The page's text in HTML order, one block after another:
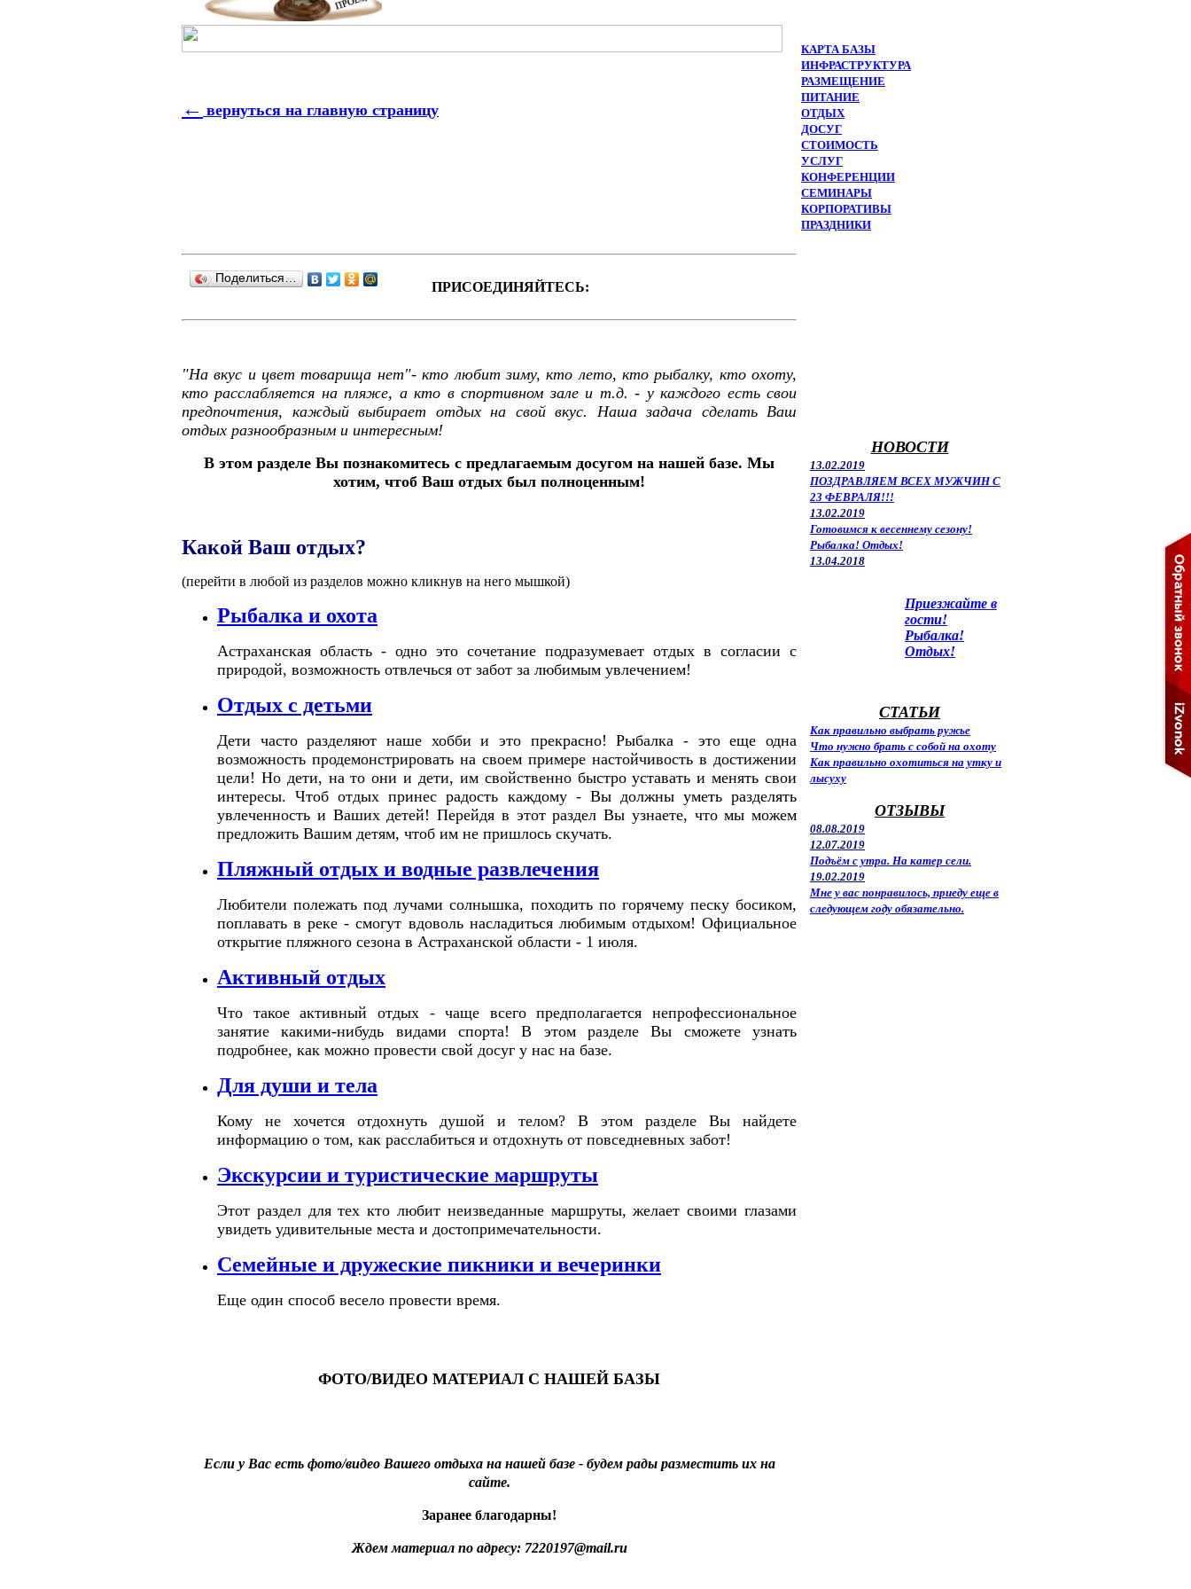
← вернуться на главную страницу
Поделиться…
ПРИСОЕДИНЯЙТЕСЬ:
"На вкус и цвет товарища нет"- кто любит зиму, кто лето, кто рыбалку, кто охоту,
кто расслабляется на пляже, а кто в спортивном зале и т.д. - у каждого есть свои
предпочтения, каждый выбирает отдых на свой вкус. Наша задача сделать Ваш
отдых разнообразным и интересным!
В этом разделе Вы познакомитесь с предлагаемым досугом на нашей базе. Мы
хотим, чтоб Ваш отдых был полноценным!
Какой Ваш отдых?
(перейти в любой из разделов можно кликнув на него мышкой)
Рыбалка и охота
Астраханская область - одно это сочетание подразумевает отдых в согласии с
природой, возможность отвлечься от забот за любимым увлечением!
Отдых с детьми
Дети часто разделяют наше хобби и это прекрасно! Рыбалка - это еще одна
возможность продемонстрировать на своем примере настойчивость в достижении
цели! Но дети, на то они и дети, им свойственно быстро уставать и менять свои
интересы. Чтоб отдых принес радость каждому - Вы должны уметь разделять
увлеченность и Ваших детей! Перейдя в этот раздел Вы узнаете, что мы можем
предложить Вашим детям, чтоб им не пришлось скучать.
Пляжный отдых и водные развлечения
Любители полежать под лучами солнышка, походить по горячему песку босиком,
поплавать в реке - смогут вдоволь насладиться любимым отдыхом! Официальное
открытие пляжного сезона в Астраханской области - 1 июля.
Активный отдых
Что такое активный отдых - чаще всего предполагается непрофессиональное
занятие какими-нибудь видами спорта! В этом разделе Вы сможете узнать
подробнее, как можно провести свой досуг у нас на базе.
Для души и тела
Кому не хочется отдохнуть душой и телом? В этом разделе Вы найдете
информацию о том, как расслабиться и отдохнуть от повседневных забот!
Экскурсии и туристические маршруты
Этот раздел для тех кто любит неизведанные маршруты, желает своими глазами
увидеть удивительные места и достопримечательности.
Семейные и дружеские пикники и вечеринки
Еще один способ весело провести время.
ФОТО/ВИДЕО МАТЕРИАЛ С НАШЕЙ БАЗЫ
Если у Вас есть фото/видео Вашего отдыха на нашей базе - будем рады разместить их на
сайте.
Заранее благодарны!
Ждем материал по адресу: 7220197@mail.ru
КАРТА БАЗЫ
ИНФРАСТРУКТУРА
РАЗМЕЩЕНИЕ
ПИТАНИЕ
ОТДЫХ
ДОСУГ
СТОИМОСТЬ
УСЛУГ
КОНФЕРЕНЦИИ
СЕМИНАРЫ
КОРПОРАТИВЫ
ПРАЗДНИКИ
НОВОСТИ
13.02.2019
ПОЗДРАВЛЯЕМ ВСЕХ МУЖЧИН С
23 ФЕВРАЛЯ!!!
13.02.2019
Готовимся к весеннему сезону!
Рыбалка! Отдых!
13.04.2018
Приезжайте в
гости!
Рыбалка!
Отдых!
СТАТЬИ
Как правильно выбрать ружье
Что нужно брать с собой на охоту
Как правильно охотиться на утку и
лысуху
ОТЗЫВЫ
08.08.2019
12.07.2019
Подъём с утра. На катер сели.
19.02.2019
Мне у вас понравилось, приеду еще в
следующем году обязательно.